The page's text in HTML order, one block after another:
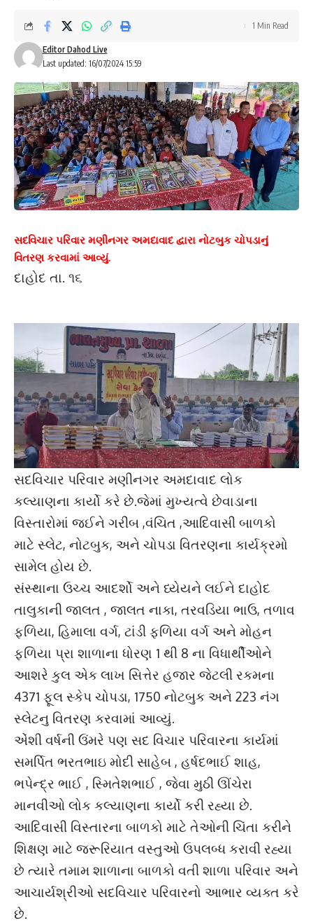
Last updated: 16/07/2024 15:59
Editor Dahod Live
1 Min Read
સદવિચાર પરિવાર મણીનગર અમદાવાદ દ્વારા નોટબુક ચોપડાનું
વિતરણ કરવામાં આવ્યું.
દાહોદ તા. ૧૬
સદવિચાર પરિવાર મણીનગર અમદાવાદ લોક
કલ્યાણના કાર્યો કરે છે.જેમાં મુખ્યત્વે છેવાડાના
વિસ્તારોમાં જઈને ગરીબ ,વંચિત ,આદિવાસી બાળકો
માટે સ્લેટ, નોટબુક, અને ચોપડા વિતરણના કાર્યક્રમો
સામેલ હોય છે.
સંસ્થાના ઉચ્ચ આદર્શો અને ધ્યેયને લઈને દાહોદ
તાલુકાની જાલત , જાલત નાકા, તરવડિયા ભાઉ, તળાવ
ફળિયા, હિમાલા વર્ગ, ટાંડી ફળિયા વર્ગ અને મોહન
ફળિયા પ્રા શાળાના ધોરણ 1 થી 8 ના વિધાર્થીઓને
આશરે કુલ એક લાખ સિત્તેર હજાર જેટલી રકમના
4371 ફૂલ સ્કેપ ચોપડા, 1750 નોટબુક અને 223 નંગ
સ્લેટનુ વિતરણ કરવામાં આવ્યું.
એંશી વર્ષની ઉંમરે પણ સદ વિચાર પરિવારના કાર્યમાં
સમર્પિત ભરતભાઇ મોદી સાહેબ , હર્ષદભાઈ શાહ,
ભપેન્દ્ર ભાઈ , સ્મિતેશભાઈ , જેવા મુઠી ઊંચેરા
માનવીઓ લોક કલ્યાણના કાર્યો કરી રહ્યા છે.
આદિવાસી વિસ્તારના બાળકો માટે તેઓની ચિંતા કરીને
શિક્ષણ માટે જરૂરિયાત વસ્તુઓ ઉપલબ્ધ કરાવી રહ્યા
છે ત્યારે તમામ શાળાના બાળકો વતી શાળા પરિવાર અને
આચાર્યશ્રીઓ સદવિચાર પરિવારનો આભાર વ્યક્ત કરે
છે.